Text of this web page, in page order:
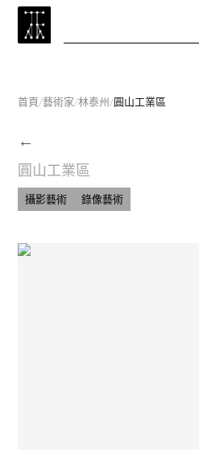
首頁/藝術家/林泰州/圓山工業區
←
圓山工業區
攝影藝術 錄像藝術